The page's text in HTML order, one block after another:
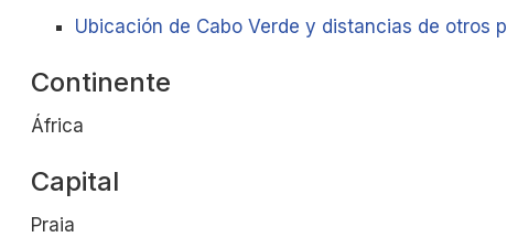
Ubicación de Cabo Verde y distancias de otros
Continente
África
Capital
Praia